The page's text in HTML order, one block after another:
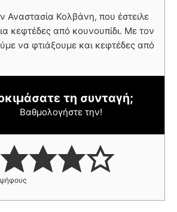
Αναστασία Κολβάνη, που έστειλε
κεφτέδες από κουνουπίδι. Με τον
να φτιάξουμε και κεφτέδες από
τη συνταγή;
Βαθμολογήστε την!
ψήφους